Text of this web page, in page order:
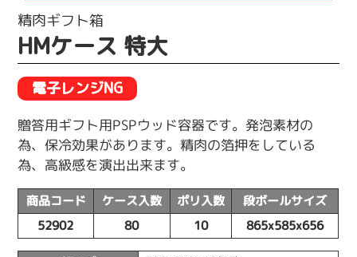
精肉ギフト箱
HMケース 特大
電子レンジNG
贈答用ギフト用PSPウッド容器です。発泡素材の
為、保冷効果があります。精肉の箔押をしている
為、高級感を演出出来ます。
商品コード ケース入数 ポリ入数 段ボールサイズ
52902 80 10 865x585x656